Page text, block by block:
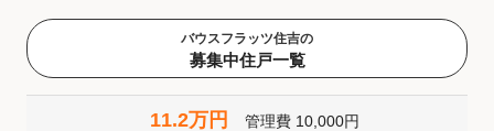
バウスフラッツ住吉の
募集中住戸一覧
11.2万円 管理費 10,000円